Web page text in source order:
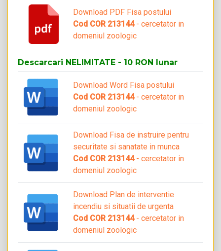
Download PDF Fisa postului
Cod COR 213144- cercetator in
domeniul zoologic
Descarcari NELIMITATE - 10 RON lunar
Download Word Fisa postului
Cod COR 213144- cercetator in
domeniul zoologic
Download Fisa de instruire pentru
securitate si sanatate in munca
Cod COR 213144- cercetator in
domeniul zoologic
Download Plan de interventie
incendiu si situatii de urgenta
Cod COR 213144- cercetator in
domeniul zoologic